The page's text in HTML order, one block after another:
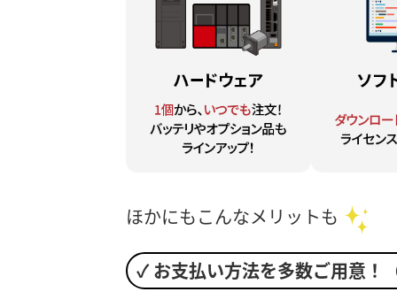
ほかにもこんなメリットも
✓ お支払い方法を多数ご用意！